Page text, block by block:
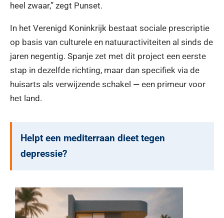
heel zwaar,” zegt Punset.
In het Verenigd Koninkrijk bestaat sociale prescriptie
op basis van culturele en natuuractiviteiten al sinds de
jaren negentig. Spanje zet met dit project een eerste
stap in dezelfde richting, maar dan specifiek via de
huisarts als verwijzende schakel — een primeur voor
het land.
Helpt een mediterraan dieet tegen
depressie?